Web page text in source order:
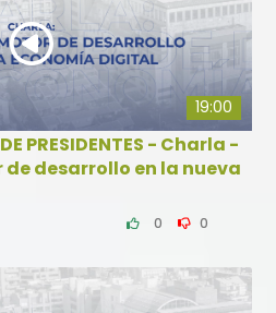
19:00
PRESIDENTES - Charla -
desarrollo en la nueva
0 0